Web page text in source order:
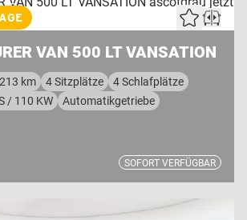
VAN 500 LT VANSATION
km 4 Sitzplätze
4 Schlafplätze
/ 110 KW
Automatikgetriebe
SOFORT VERFÜGBAR